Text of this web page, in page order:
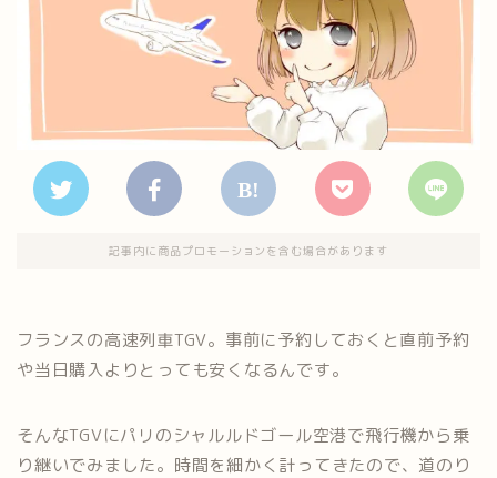
記事内に商品プロモーションを含む場合があります
フランスの高速列車TGV。事前に予約しておくと直前予約
や当日購入よりとっても安くなるんです。
そんなTGVにパリのシャルルドゴール空港で飛行機から乗
り継いでみました。時間を細かく計ってきたので、道のり